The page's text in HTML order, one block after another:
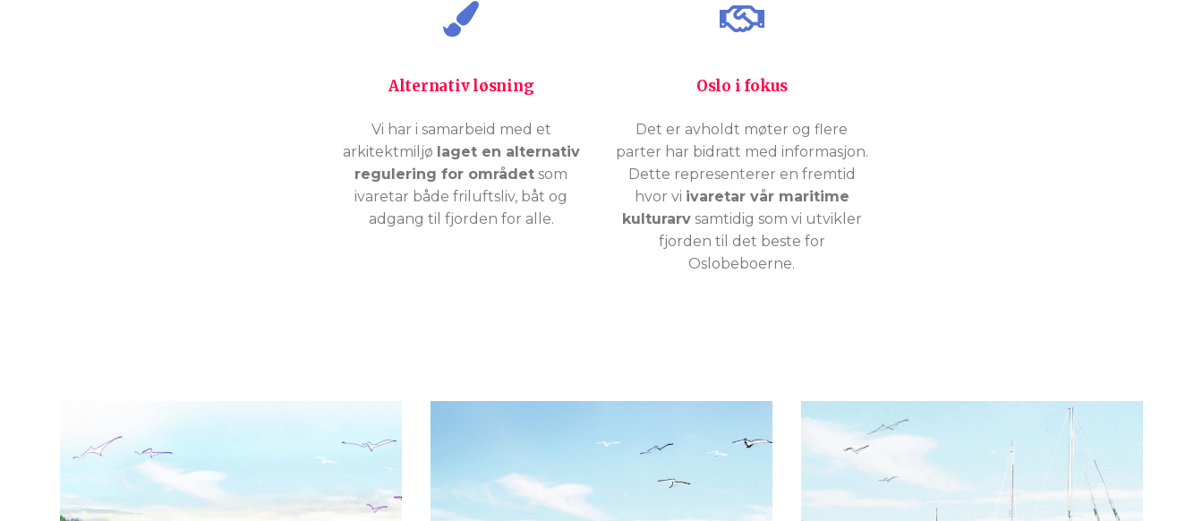
Alternativ løsning
Vi har i samarbeid med et
arkitektmiljø laget en alternativ
regulering for området som
ivaretar både friluftsliv, båt og
adgang til fjorden for alle.
Oslo i fokus
Det er avholdt møter og flere
parter har bidratt med informasjon.
Dette representerer en fremtid
hvor vi ivaretar vår maritime
kulturarvsamtidig som vi utvikler
fjorden til det beste for
Oslobeboerne.